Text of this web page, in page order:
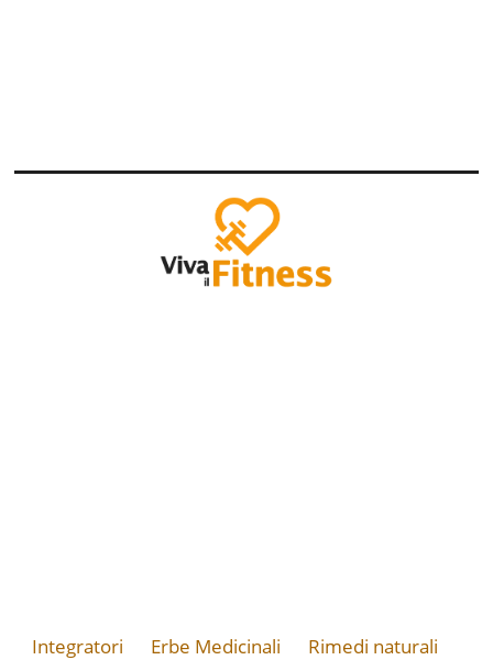
Integratori Erbe Medicinali
Rimedi naturali